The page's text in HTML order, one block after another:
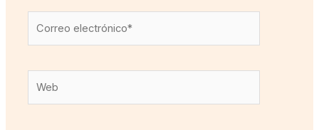
electrónico*